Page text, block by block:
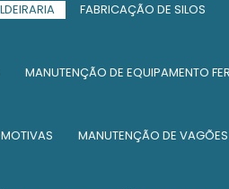
FABRICAÇÃO DE SILOS
MANUTENÇÃO DE EQUIPAMENTO
MANUTENÇÃO DE VAGÕES